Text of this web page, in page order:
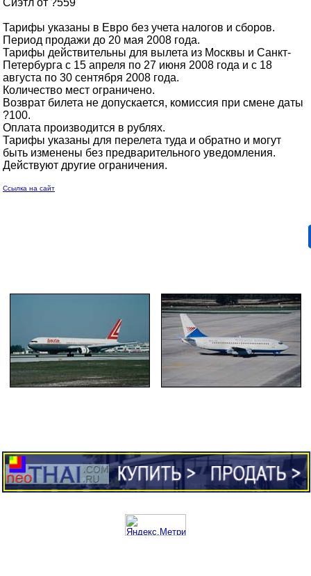
Сиэтл от ?559
Тарифы указаны в Евро без учета налогов и сборов.
Период продажи до 20 мая 2008 года.
Тарифы действительны для вылета из Москвы и Санкт-
Петербурга c 15 апреля по 27 июня 2008 года и с 18
августа по 30 сентября 2008 года.
Количество мест ограничено.
Возврат билета не допускается, комиссия при смене даты
?100.
Оплата производится в рублях.
Тарифы указаны для перелета туда и обратно и могут
быть изменены без предварительного уведомления.
Действуют другие ограничения.
Ссылка на сайт